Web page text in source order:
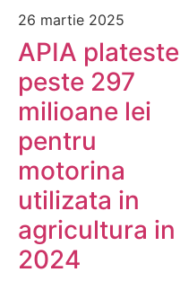
26 martie 2025
APIA plateste
peste 297
milioane lei
pentru
motorina
utilizata in
agricultura in
2024